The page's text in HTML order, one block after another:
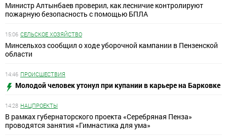
Министр Алтынбаев проверил, как лесничие контролируют
пожарную безопасность с помощью БПЛА
15:06 СЕЛЬСКОЕ ХОЗЯЙСТВО
Минсельхоз сообщил о ходе уборочной кампании в Пензенской
области
14:46 ПРОИСШЕСТВИЯ
Молодой человек утонул при купании в карьере на Барковке
14:28 НАЦПРОЕКТЫ
В рамках губернаторского проекта «Серебряная Пенза»
проводятся занятия «Гимнастика для ума»